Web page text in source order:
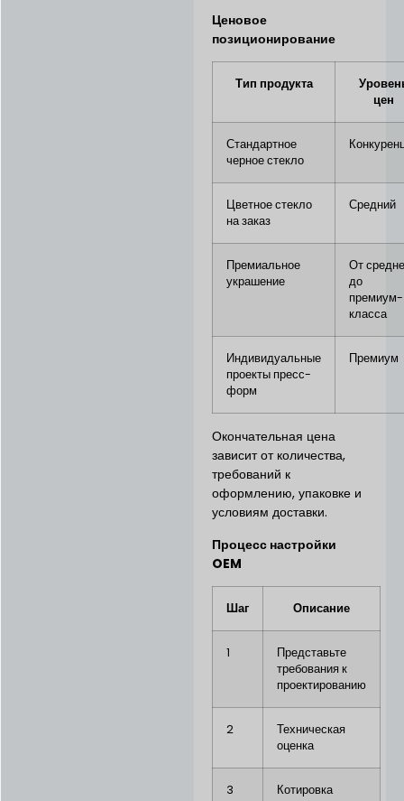
Ценовое
позиционирование
Тип продукта
цен
Стандартное
черное стекло
Цветное стекло
на заказ
Средний
Премиальное
украшение
От
до
премиум-
класса
Индивидуальные
проекты пресс-
форм
Премиум
Окончательная цена
зависит от количества,
требований к
оформлению, упаковке и
условиям доставки.
Процесс настройки
OEM
Шаг Описание
1
Представьте
требования к
проектированию
2
Техническая
оценка
3 Котировка